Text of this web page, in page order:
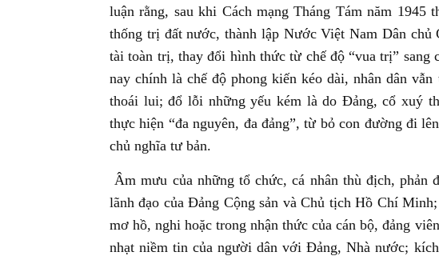
luận rằng, sau khi Cách mạng Tháng Tám năm 1945
thống trị đất nước, thành lập Nước Việt Nam Dân chủ
tài toàn trị, thay đổi hình thức từ chế độ “vua trị” sang
nay chính là chế độ phong kiến kéo dài, nhân dân
thoái lui; đổ lỗi những yếu kém là do Đảng, cổ xuý
thực hiện “đa nguyên, đa đảng”, từ bỏ con đường đi
chủ nghĩa tư bản.
Âm mưu của những tổ chức, cá nhân thù địch, phản
lãnh đạo của Đảng Cộng sản và Chủ tịch Hồ Chí
mơ hồ, nghi hoặc trong nhận thức của cán bộ, đảng
nhạt niềm tin của người dân với Đảng, Nhà nước;